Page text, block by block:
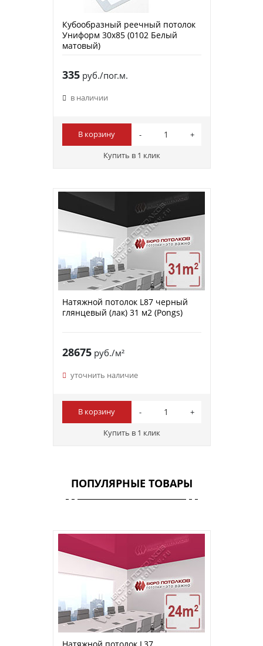
Кубообразный реечный потолок
Униформ 30х85 (0102 Белый
матовый)
335руб./пог.м.
в наличии
В корзину
Купить в 1 клик
Натяжной потолок L87 черный
глянцевый (лак) 31 м2 (Pongs)
28675руб./м²
уточнить наличие
В корзину
Купить в 1 клик
ПОПУЛЯРНЫЕ ТОВАРЫ